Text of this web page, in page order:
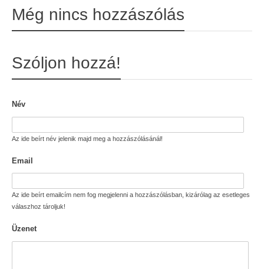
Még nincs hozzászólás
Szóljon hozzá!
Név
Az ide beírt név jelenik majd meg a hozzászólásánál!
Email
Az ide beírt emailcím nem fog megjelenni a hozzászólásban, kizárólag az esetleges
válaszhoz tároljuk!
Üzenet